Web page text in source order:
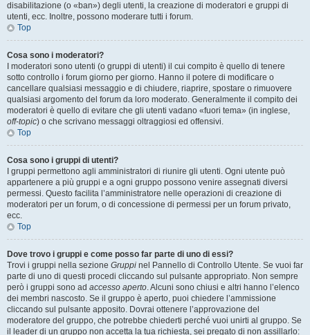
disabilitazione (o «ban») degli utenti, la creazione di moderatori e gruppi di
utenti, ecc. Inoltre, possono moderare tutti i forum.
Top
Cosa sono i moderatori?
I moderatori sono utenti (o gruppi di utenti) il cui compito è quello di tenere
sotto controllo i forum giorno per giorno. Hanno il potere di modificare o
cancellare qualsiasi messaggio e di chiudere, riaprire, spostare o rimuovere
qualsiasi argomento del forum da loro moderato. Generalmente il compito dei
moderatori è quello di evitare che gli utenti vadano «fuori tema» (in inglese,
off-topic) o che scrivano messaggi oltraggiosi ed offensivi.
Top
Cosa sono i gruppi di utenti?
I gruppi permettono agli amministratori di riunire gli utenti. Ogni utente può
appartenere a più gruppi e a ogni gruppo possono venire assegnati diversi
permessi. Questo facilita l’amministratore nelle operazioni di creazione di
moderatori per un forum, o di concessione di permessi per un forum privato,
ecc.
Top
Dove trovo i gruppi e come posso far parte di uno di essi?
Trovi i gruppi nella sezione Gruppi nel Pannello di Controllo Utente. Se vuoi far
parte di uno di questi procedi cliccando sul pulsante appropriato. Non sempre
però i gruppi sono ad accesso aperto. Alcuni sono chiusi e altri hanno l’elenco
dei membri nascosto. Se il gruppo è aperto, puoi chiedere l’ammissione
cliccando sul pulsante apposito. Dovrai ottenere l’approvazione del
moderatore del gruppo, che potrebbe chiederti perché vuoi unirti al gruppo. Se
il leader di un gruppo non accetta la tua richiesta, sei pregato di non assillarlo: